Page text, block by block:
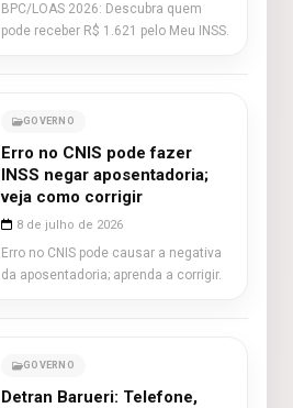
BPC/LOAS 2026: Descubra quem
pode receber R$ 1.621 pelo Meu INSS.
GOVERNO
Erro no CNIS pode fazer
INSS negar aposentadoria;
veja como corrigir
8 de julho de 2026
Erro no CNIS pode causar a negativa
da aposentadoria; aprenda a corrigir.
GOVERNO
Detran Barueri: Telefone,